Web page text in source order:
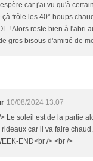
car j'ai vu qu'à
çà frôle les 40° houps
! Alors reste bien à l'abri
gros bisous d'amitié de
10/08/2024 13:07
Le soleil est de la partie
rideaux car il va faire
END<br /> <br />